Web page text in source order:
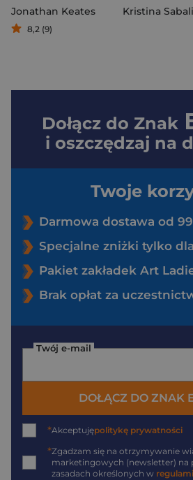
Jonathan Keates
8,2 (9)
Dołącz do Znak
i oszczędzaj na
Twoje
Darmowa dostawa od 99
Specjalne zniżki tylko
Pakiet zakładek Art
Brak opłat za
Twój e-mail
DOŁĄCZ DO ZNAK
*Akceptujępolitykę prywatności
*Zgadzam się na otrzymywanie
marketingowych (newsletter) na
zasadach określonych w